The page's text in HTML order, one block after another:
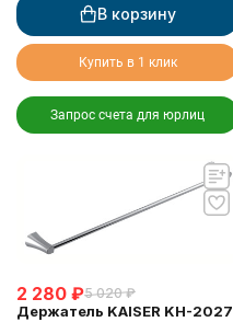
В корзину
Купить в 1 клик
Запрос счета для юрлиц
2 280 ₽5 020 ₽
Держатель KAISER KH-2027